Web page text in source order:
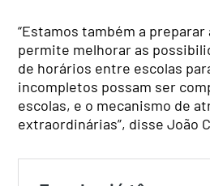
“Estamos também a
permite melhorar as
de horários entre escolas
incompletos possam ser
escolas, e o mecanismo de
extraordinárias”, disse João